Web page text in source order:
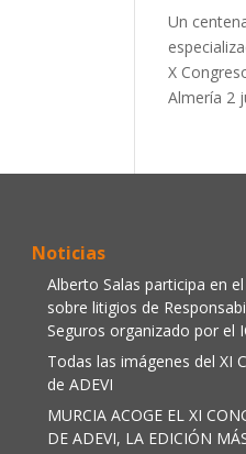
Un
X
Almería 2
Noticias
Alberto Salas participa en
sobre litigios de
Seguros organizado por el
Todas las imágenes del XI
de ADEVI
MURCIA ACOGE EL XI
DE ADEVI, LA EDICIÓN